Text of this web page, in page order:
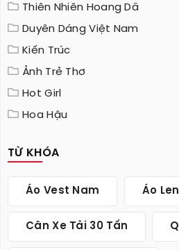
Thiên Nhiên Hoang Dã
Duyên Dáng Việt Nam
Kiến Trúc
Ảnh Trẻ Thơ
Hot Girl
Hoa Hậu
TỪ KHÓA
Áo Vest Nam Áo
Cân Xe Tải 30 Tấn